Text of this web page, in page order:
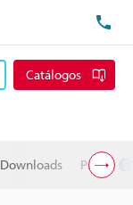
Catálogos
Downloads Preço